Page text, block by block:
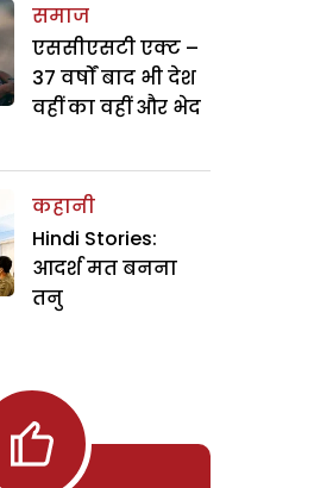
समाज
एससीएसटी एक्ट –
37 वर्षों बाद भी देश
वहीं का वहीं और भेद
कहानी
Hindi Stories:
आदर्श मत बनना
तनु